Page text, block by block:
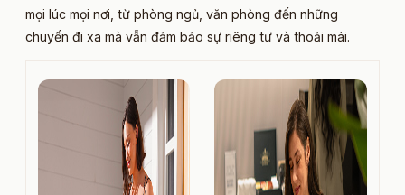
mọi lúc mọi nơi, từ phòng ngủ, văn phòng đến những
chuyến đi xa mà vẫn đảm bảo sự riêng tư và thoải mái.